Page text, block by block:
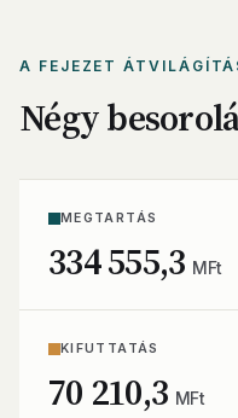
A FEJEZET
Négy
MEGTARTÁS
334 555,3 MFt
KIFUTTATÁS
70 210,3 MFt